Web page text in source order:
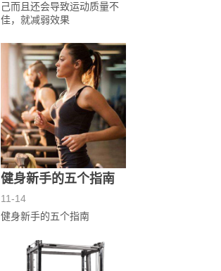
己而且还会导致运动质量不
佳，就减弱效果
健身新手的五个指南
11-14
健身新手的五个指南